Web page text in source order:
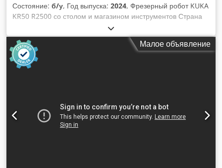
Состояние: б/у, Год выпуска: 2024, Фрезерный робот KUKA
KR50 R2500 со столом и магазином инструментов Страна
происхождения: Германия Модель робота: KR50 R2500 /
FLR Год производства: 2024 Chodpfjzaa Erex Ahhea
Количество осей: 6 Радиус действия: 2500 мм
Грузоподъемность: 50 кг Вес: 584 кг Управление: KR C5
Dualcab AC Поворотный рабочий стол Обороты шпинделя:
Малое объявление